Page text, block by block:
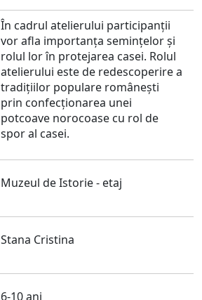
În cadrul atelierului participanții
vor afla importanța semințelor și
rolul lor în protejarea casei. Rolul
atelierului este de redescoperire a
tradițiilor populare românești
prin confecționarea unei
potcoave norocoase cu rol de
spor al casei.
Muzeul de Istorie - etaj
Stana Cristina
6-10 ani